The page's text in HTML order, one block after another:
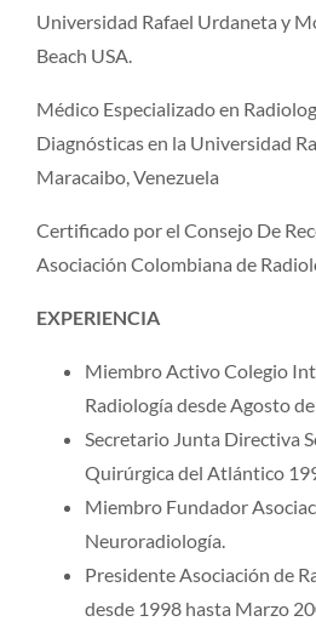
Universidad Rafael Urdaneta y
Beach USA.
Médico Especializado en
Diagnósticas en la Universidad
Maracaibo, Venezuela
Certificado por el Consejo De
Asociación Colombiana de
EXPERIENCIA
Miembro Activo Colegio
Radiología desde Agosto
Secretario Junta Directiva
Quirúrgica del Atlántico
Miembro Fundador
Neuroradiología.
Presidente Asociación de
desde 1998 hasta Marzo